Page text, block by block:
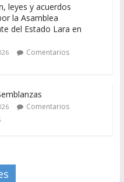
leyes y acuerdos
la Asamblea
del Estado Lara en
Comentarios
Comentarios